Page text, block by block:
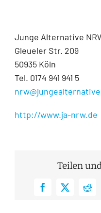
Junge Alternative
Gleueler Str. 209
50935 Köln
Tel. 0174 941 941 5
http://www.ja-nrw.de
Teilen
Facebook
X